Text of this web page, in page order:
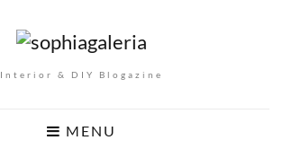
Interior & DIY Blogazine
MENU